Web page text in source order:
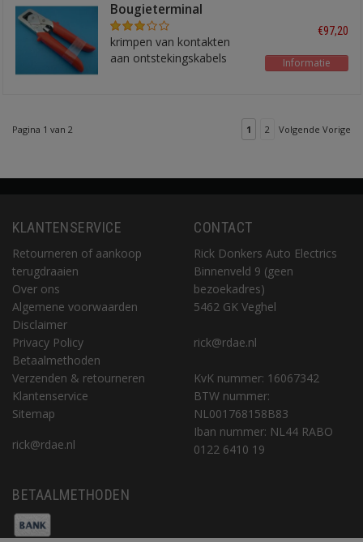
Bougieterminal
krimptang ICT7
krimpen van kontakten
aan ontstekingskabels
€97,20
Informatie
Pagina 1 van 2 1 2 Volgende Vorige
KLANTENSERVICE
Retourneren of aankoop
terugdraaien
Over ons
Algemene voorwaarden
Disclaimer
Privacy Policy
Betaalmethoden
Verzenden & retourneren
Klantenservice
Sitemap
rick@rdae.nl
CONTACT
Rick Donkers Auto Electrics
Binnenveld 9 (geen
bezoekadres)
5462 GK Veghel
rick@rdae.nl
KvK nummer: 16067342
BTW nummer:
NL001768158B83
Iban nummer: NL44 RABO
0122 6410 19
BETAALMETHODEN